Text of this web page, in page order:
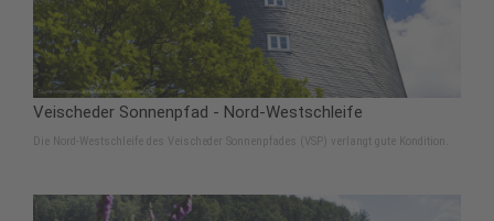
Veischeder Sonnenpfad - Nord-Westschleife
Die Nord-Westschleife des Veischeder Sonnenpfades (VSP) verlangt gute Kondition.